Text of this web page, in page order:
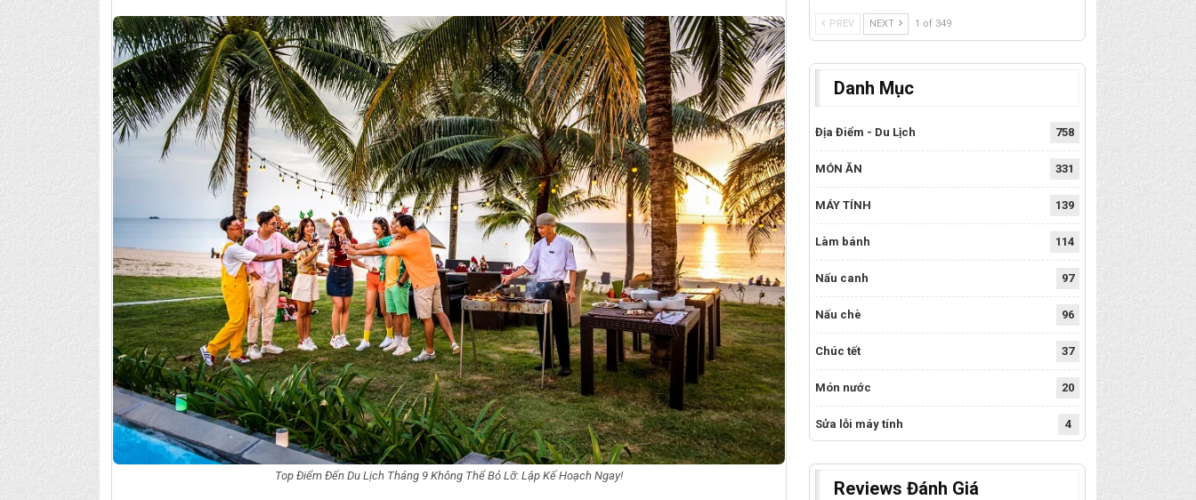
Top Điểm Đến Du Lịch Tháng 9 Không Thể Bỏ Lỡ: Lập Kế Hoạch Ngay!
PREV NEXT 1 of 349
Danh Mục
Địa Điểm - Du Lịch 758
MÓN ĂN 331
MÁY TÍNH 139
Làm bánh 114
Nấu canh 97
Nấu chè 96
Chúc tết 37
Món nước 20
Sửa lỗi máy tính 4
Reviews Đánh Giá